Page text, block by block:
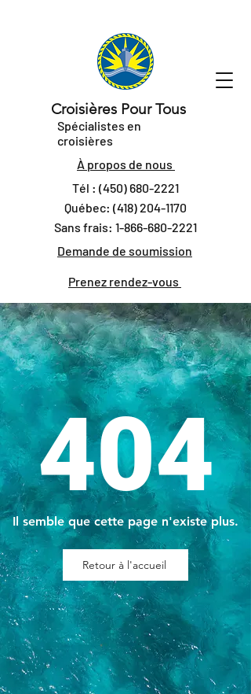
Croisières Pour Tous
Spécialistes en
croisières
À propos de nous
Tél : (450) 680-2221
Québec: (418) 204-1170
Sans frais: 1-866-680-2221
Demande de soumission
Prenez rendez-vous
404
Il semble que cette page n'existe plus.
Retour à l'accueil